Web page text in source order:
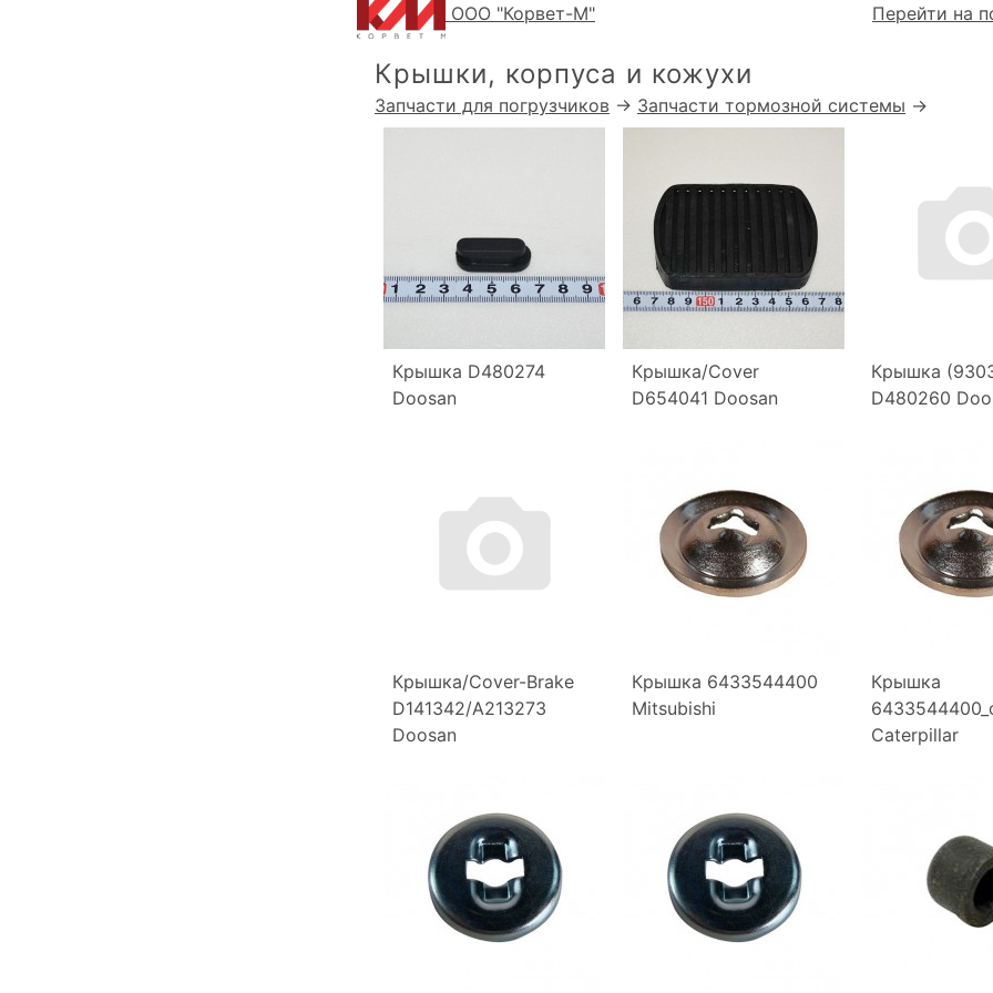
ООО "Корвет-М" Перейти на
Крышки, корпуса и кожухи
Запчасти для погрузчиков → Запчасти тормозной системы →
Крышка D480274
Doosan
Крышка/Cover
D654041 Doosan
Крышка
D480260
Крышка/Cover-Brake
D141342/A213273
Doosan
Крышка 6433544400
Mitsubishi
Крышка
Caterpillar